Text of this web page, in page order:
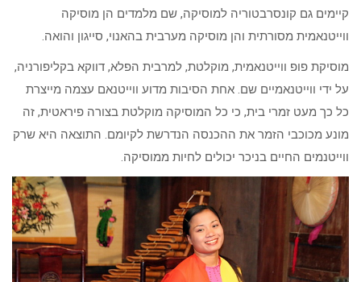
קיימים גם קונסרבטוריה למוסיקה, שם מלמדים הן מוסיקה
ווייטנאמית מסורתית והן מוסיקה מערבית בהאנוי, סייגון והואה.
מוסיקת פופ ווייטנאמית, מוקלטת, למרבית הפלא, דווקא בקליפורניה,
על ידי ווייטנאמיים שם. אחת הסיבות מדוע ווייטנאם עצמה מייצרת
כל כך מעט זמרי בית, כי כל המוסיקה מוקלטת בצורה פיראטית, זה
מונע מכוכבי הזמר את ההכנסה הנדרשת לקיומם. התוצאה היא שרק
ווייטנמים החיים בניכר יכולים לחיות ממוסיקה.